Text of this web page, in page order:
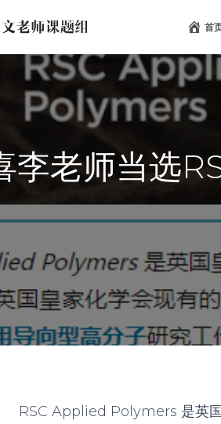
首
李老师当选
RSC Applied Polymers 是英